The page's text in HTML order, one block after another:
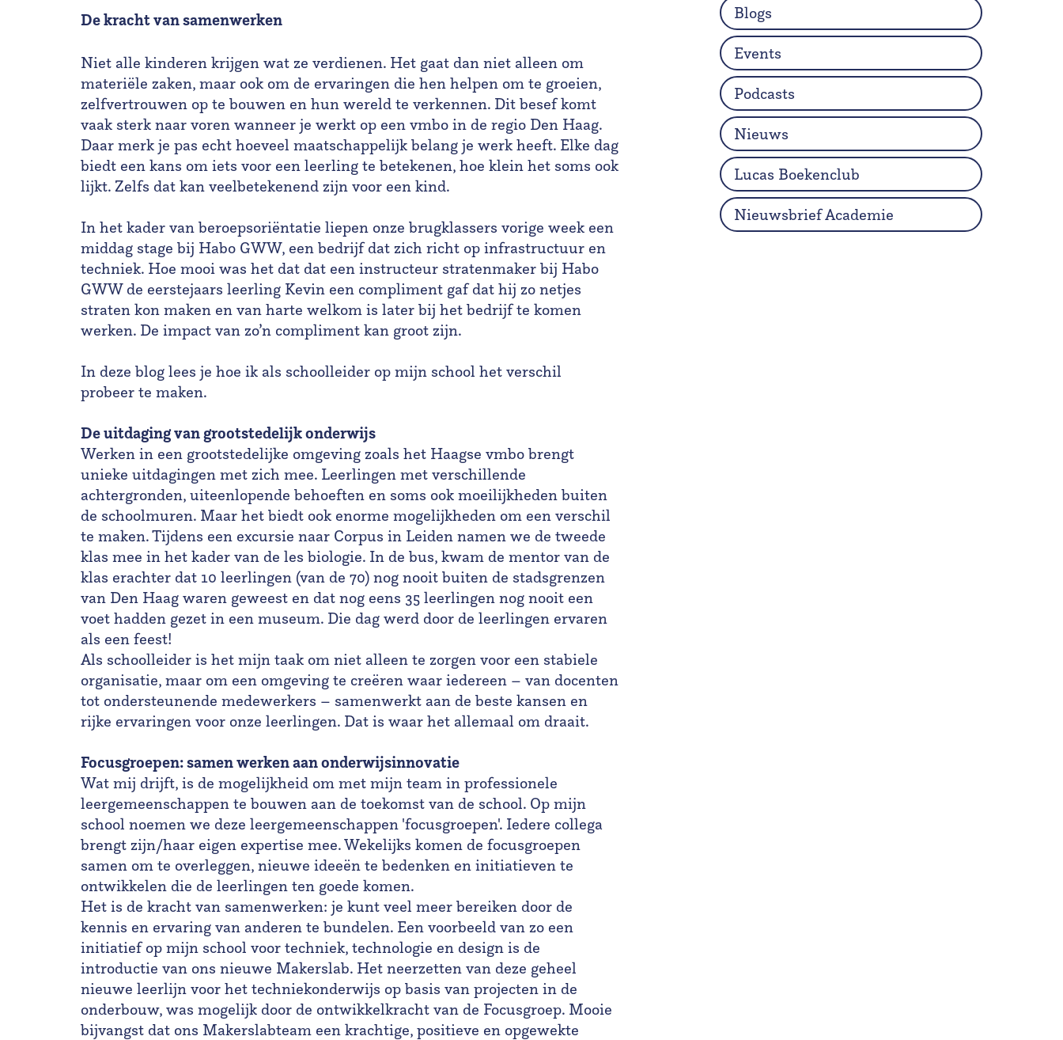
De kracht van samenwerken
Niet alle kinderen krijgen wat ze verdienen. Het gaat dan niet alleen om
materiële zaken, maar ook om de ervaringen die hen helpen om te groeien,
zelfvertrouwen op te bouwen en hun wereld te verkennen. Dit besef komt
vaak sterk naar voren wanneer je werkt op een vmbo in de regio Den Haag.
Daar merk je pas echt hoeveel maatschappelijk belang je werk heeft. Elke dag
biedt een kans om iets voor een leerling te betekenen, hoe klein het soms ook
lijkt. Zelfs dat kan veelbetekenend zijn voor een kind.
In het kader van beroepsoriëntatie liepen onze brugklassers vorige week een
middag stage bij Habo GWW, een bedrijf dat zich richt op infrastructuur en
techniek. Hoe mooi was het dat dat een instructeur stratenmaker bij Habo
GWW de eerstejaars leerling Kevin een compliment gaf dat hij zo netjes
straten kon maken en van harte welkom is later bij het bedrijf te komen
werken. De impact van zo’n compliment kan groot zijn.
In deze blog lees je hoe ik als schoolleider op mijn school het verschil
probeer te maken.
De uitdaging van grootstedelijk onderwijs
Werken in een grootstedelijke omgeving zoals het Haagse vmbo brengt
unieke uitdagingen met zich mee. Leerlingen met verschillende
achtergronden, uiteenlopende behoeften en soms ook moeilijkheden buiten
de schoolmuren. Maar het biedt ook enorme mogelijkheden om een verschil
te maken. Tijdens een excursie naar Corpus in Leiden namen we de tweede
klas mee in het kader van de les biologie. In de bus, kwam de mentor van de
klas erachter dat 10 leerlingen (van de 70) nog nooit buiten de stadsgrenzen
van Den Haag waren geweest en dat nog eens 35 leerlingen nog nooit een
voet hadden gezet in een museum. Die dag werd door de leerlingen ervaren
als een feest!
Als schoolleider is het mijn taak om niet alleen te zorgen voor een stabiele
organisatie, maar om een omgeving te creëren waar iedereen – van docenten
tot ondersteunende medewerkers – samenwerkt aan de beste kansen en
rijke ervaringen voor onze leerlingen. Dat is waar het allemaal om draait.
Focusgroepen: samen werken aan onderwijsinnovatie
Wat mij drijft, is de mogelijkheid om met mijn team in professionele
leergemeenschappen te bouwen aan de toekomst van de school. Op mijn
school noemen we deze leergemeenschappen 'focusgroepen'. Iedere collega
brengt zijn/haar eigen expertise mee. Wekelijks komen de focusgroepen
samen om te overleggen, nieuwe ideeën te bedenken en initiatieven te
ontwikkelen die de leerlingen ten goede komen.
Het is de kracht van samenwerken: je kunt veel meer bereiken door de
kennis en ervaring van anderen te bundelen. Een voorbeeld van zo een
initiatief op mijn school voor techniek, technologie en design is de
introductie van ons nieuwe Makerslab. Het neerzetten van deze geheel
nieuwe leerlijn voor het techniekonderwijs op basis van projecten in de
onderbouw, was mogelijk door de ontwikkelkracht van de Focusgroep. Mooie
bijvangst dat ons Makerslabteam een krachtige, positieve en opgewekte
Blogs
Events
Podcasts
Nieuws
Lucas Boekenclub
Nieuwsbrief Academie